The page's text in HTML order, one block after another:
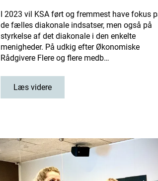
I 2023 vil KSA ført og fremmest have fokus
de fælles diakonale indsatser, men også på
styrkelse af det diakonale i den enkelte
menigheder. På udkig efter Økonomiske
Rådgivere Flere og flere medb…
Læs videre